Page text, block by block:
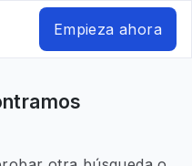
Empieza ahora